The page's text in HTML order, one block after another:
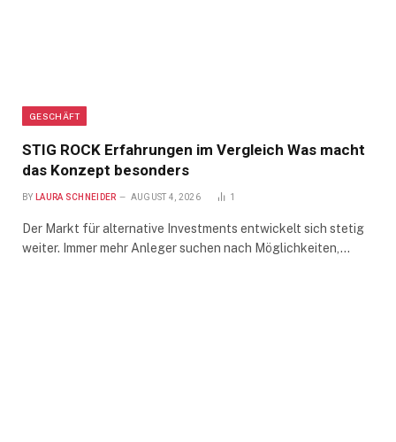
GESCHÄFT
STIG ROCK Erfahrungen im Vergleich Was macht
das Konzept besonders
BY LAURA SCHNEIDER AUGUST 4, 2026 1
Der Markt für alternative Investments entwickelt sich stetig
weiter. Immer mehr Anleger suchen nach Möglichkeiten,…